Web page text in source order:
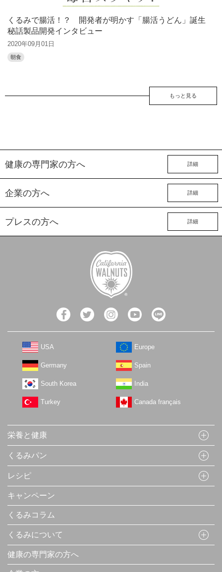
くるみで腸活！？ 開発者が明かす「腸活うどん」誕生
秘話製品開発インタビュー
2020年09月01日
朝食
もっと見る
健康の専門家の方へ 詳細
企業の方へ 詳細
プレスの方へ 詳細
USA Europe
Germany Spain
South Korea India
Turkey Canada français
栄養と健康
くるみパン
レシピ
キャンペーン
くるみコラム
くるみについて
健康の専門家の方へ